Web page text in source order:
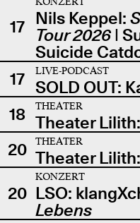
17 Nils Keppel:
Tour 2026|
Suicide
17
LIVE-PODCAST
SOLD OUT:
18
THEATER
Theater Lilith:
20
THEATER
Theater Lilith:
20
KONZERT
LSO:
Lebens